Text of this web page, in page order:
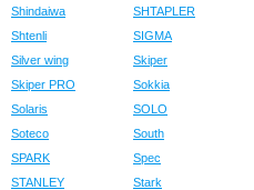
Shindaiwa
SHTAPLER
Shtenli
SIGMA
Silver wing
Skiper
Skiper PRO
Sokkia
Solaris
SOLO
Soteco
South
SPARK
Spec
STANLEY
Stark